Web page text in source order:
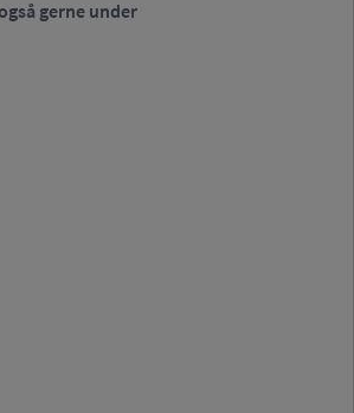
gerne under